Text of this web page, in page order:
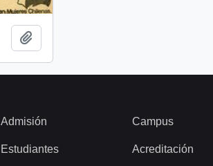
Admisión
Estudiantes
Campus
Acreditación